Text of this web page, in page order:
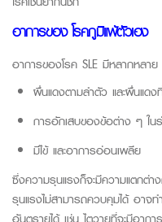
อาการของ โรคภูมิแพ้ตัวเอง
อาการของโรค SLE มีหลากหลาย
ผื่นแดงตามลำตัว และผื่นแด
การอักเสบของข้อต่าง ๆ ใ
มีไข้ และอาการอ่อนเพลีย
ซึ่งความรุนแรงก็จะมีความแตกต่
รุนแรงไม่สามารถควบคุมได้ อาจท